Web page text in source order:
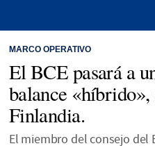
MARCO OPERATIVO
El BCE pasará a
balance
Finlandia.
El miembro del consejo del